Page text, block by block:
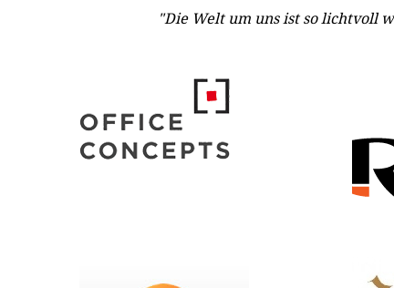
"Die Welt um uns ist so lichtvoll